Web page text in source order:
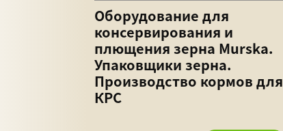
Оборудование для
консервирования и
плющения зерна Murska.
Упаковщики зерна.
Производство кормов для
КРС